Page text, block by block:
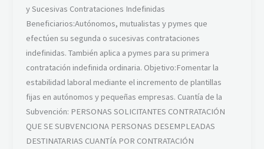
y Sucesivas Contrataciones Indefinidas
Beneficiarios:Autónomos, mutualistas y pymes que
efectúen su segunda o sucesivas contrataciones
indefinidas. También aplica a pymes para su primera
contratación indefinida ordinaria. Objetivo:Fomentar la
estabilidad laboral mediante el incremento de plantillas
fijas en autónomos y pequeñas empresas. Cuantía de la
Subvención: PERSONAS SOLICITANTES CONTRATACIÓN
QUE SE SUBVENCIONA PERSONAS DESEMPLEADAS
DESTINATARIAS CUANTÍA POR CONTRATACIÓN